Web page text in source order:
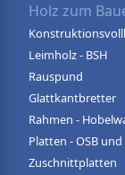
Holz zum
Leimholz - BSH
Rauspund
Glattkantbretter
Rahmen -
Platten - OSB
Zuschnittplatten